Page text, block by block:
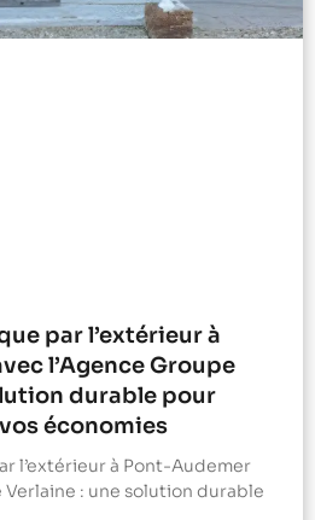
par l’extérieur à
l’Agence Groupe
durable pour
économies
l’extérieur à Pont-Audemer
Verlaine : une solution durable